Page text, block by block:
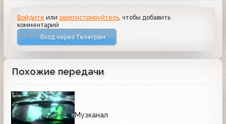
Войдите илизарегистрируйтесь, чтобы добавить
комментарий
Вход через Телеграм
Похожие передачи
Музканал